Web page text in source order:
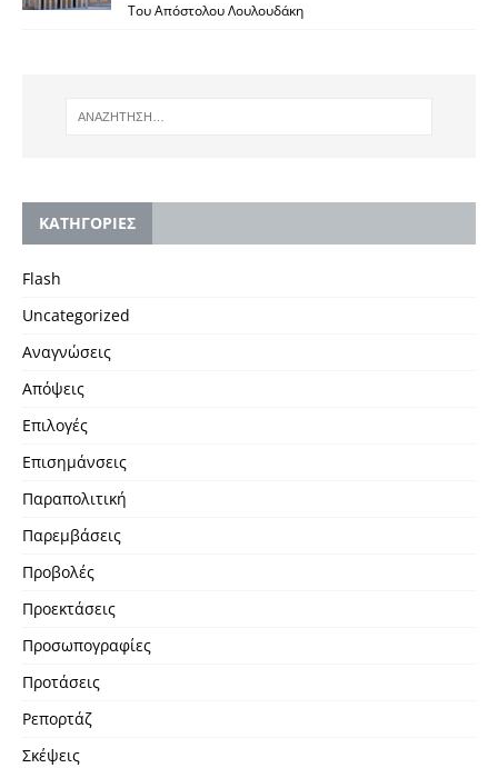
Του Απόστολου Λουλουδάκη
KΑΤΗΓΟΡΙΕΣ
Flash
Uncategorized
Αναγνώσεις
Απόψεις
Επιλογές
Επισημάνσεις
Παραπολιτική
Παρεμβάσεις
Προβολές
Προεκτάσεις
Προσωπογραφίες
Προτάσεις
Ρεπορτάζ
Σκέψεις